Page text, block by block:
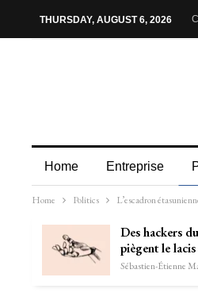
THURSDAY, AUGUST 6, 2026
Home Entreprise
Home Politics L’escadron
Des hackers
piègent le